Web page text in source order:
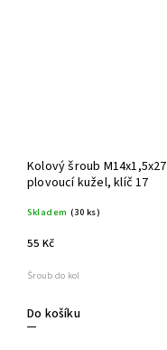
Kolový šroub M14x1,5x27
plovoucí kužel, klíč 17
Skladem (30 ks)
55 Kč
Do košíku
Šroub do kol